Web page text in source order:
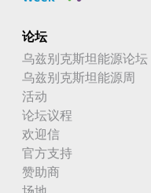
论坛
乌兹别克斯坦能源论坛
乌兹别克斯坦能源周
活动
论坛议程
欢迎信
官方支持
赞助商